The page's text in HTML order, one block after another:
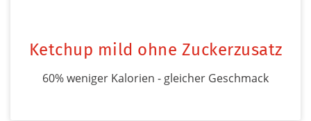
Ketchup mild ohne Zuckerzusatz
60% weniger Kalorien - gleicher Geschmack